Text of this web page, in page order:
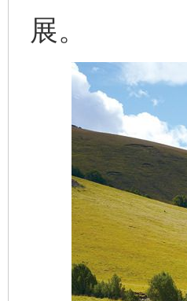
展。